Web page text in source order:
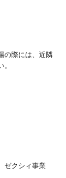
の際には、近隣
ゼクシィ事業